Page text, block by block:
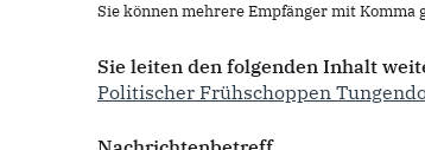
Sie können mehrere Empfänger mit Komma
Sie leiten den folgenden Inhalt
Politischer Frühschoppen